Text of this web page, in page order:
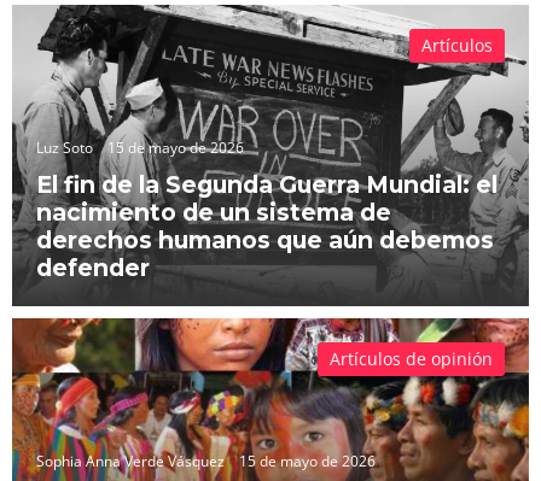
Luz Soto 15 de mayo de 2026
El fin de la Segunda Guerra Mundial: el
nacimiento de un sistema de
derechos humanos que aún debemos
defender
Artículos
Sophia Anna Verde Vásquez 15 de mayo de 2026
Artículos de opinión